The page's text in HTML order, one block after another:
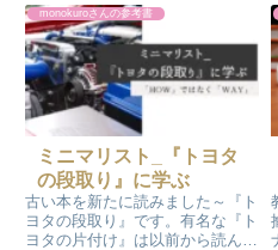
すが、思いがけず気になる本を発
見して、お借りしてしまいまし
た。久しぶりの図書館楽しかった
ので、図書館通いが復活です！
monokuroさんの参考書
ミニマリスト_『トヨタ
の段取り』に学ぶ
古い本を新たに読みました～『ト
ヨタの段取り』です。有名な『ト
ヨタの片付け』は以前から読んだ